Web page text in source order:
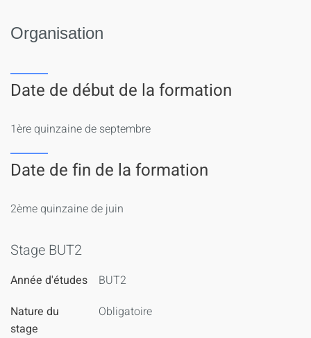
Organisation
Date de début de la formation
1ère quinzaine de septembre
Date de fin de la formation
2ème quinzaine de juin
Stage BUT2
Année d'études
BUT2
Nature du
stage
Obligatoire